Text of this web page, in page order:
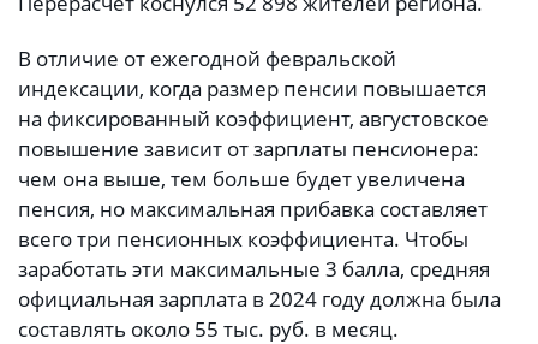
В отличие от ежегодной февральской
индексации, когда размер пенсии повышается
на фиксированный коэффициент, августовское
повышение зависит от зарплаты пенсионера:
чем она выше, тем больше будет увеличена
пенсия, но максимальная прибавка составляет
всего три пенсионных коэффициента. Чтобы
заработать эти максимальные 3 балла, средняя
официальная зарплата в 2024 году должна была
составлять около 55 тыс. руб. в месяц.